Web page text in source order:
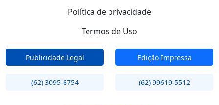
Política de privacidade
Termos de Uso
Publicidade Legal Edição Impressa
(62) 3095-8754 (62) 99619-5512